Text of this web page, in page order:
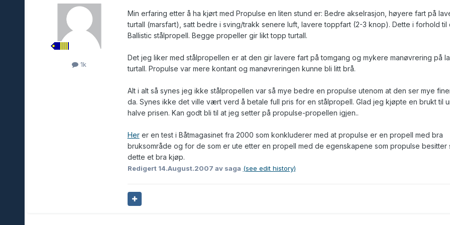
1k
Min erfaring etter å ha kjørt med Propulse en liten stund er: Bedre akselrasjon, høyere fart på
turtall (marsfart), satt bedre i sving/trakk senere luft, lavere toppfart (2-3 knop). Dette i forhold til
Ballistic stålpropell. Begge propeller gir likt topp turtall.
Det jeg liker med stålpropellen er at den gir lavere fart på tomgang og mykere manøvrering på
turtall. Propulse var mere kontant og manøvreringen kunne bli litt brå.
Alt i alt så synes jeg ikke stålpropellen var så mye bedre en propulse utenom at den ser mye
da. Synes ikke det ville vært verd å betale full pris for en stålpropell. Glad jeg kjøpte en brukt til
halve prisen. Kan godt bli til at jeg setter på propulse-propellen igjen..
Herer en test i Båtmagasinet fra 2000 som konkluderer med at propulse er en propell med bra
bruksområde og for de som er ute etter en propell med de egenskapene som propulse besitter
dette et bra kjøp.
Redigert 14.August.2007 av saga (see edit history)